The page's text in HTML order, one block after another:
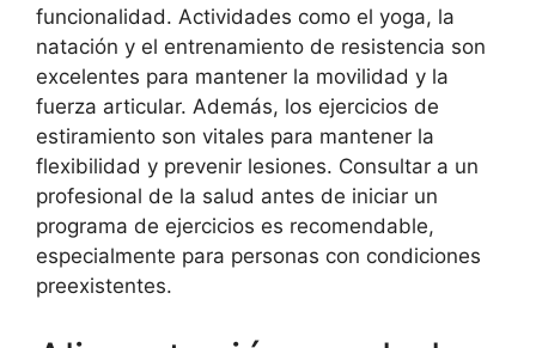
funcionalidad. Actividades como el yoga, la
natación y el entrenamiento de resistencia son
excelentes para mantener la movilidad y la
fuerza articular. Además, los ejercicios de
estiramiento son vitales para mantener la
flexibilidad y prevenir lesiones. Consultar a un
profesional de la salud antes de iniciar un
programa de ejercicios es recomendable,
especialmente para personas con condiciones
preexistentes.